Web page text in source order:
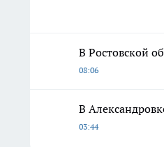
В Ростовской
08:06
В
03:44